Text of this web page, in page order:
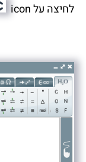
לחיצה על icon